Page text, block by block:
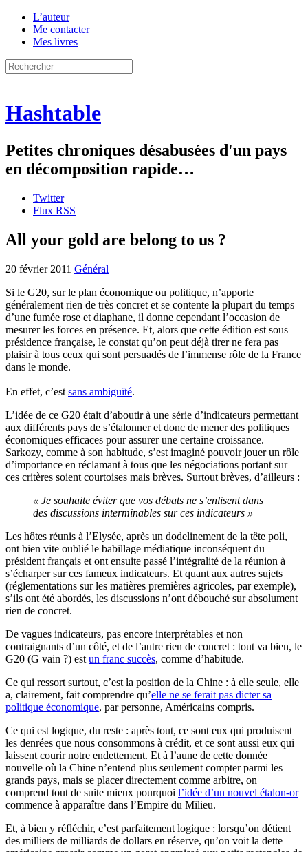
L’auteur
Me contacter
Mes livres
Hashtable
Petites chroniques désabusées d'un pays
en décomposition rapide…
Twitter
Flux RSS
All your gold are belong to us ?
20 février 2011 Général
Si le G20, sur le plan économique ou politique, n’apporte
généralement rien de très concret et se contente la plupart du temps
d’une fumée rose et diaphane, il donne cependant l’occasion de
mesurer les forces en présence. Et, alors que cette édition est sous
présidence française, le constat qu’on peut déjà tirer ne fera pas
plaisir à tous ceux qui sont persuadés de l’immense rôle de la France
dans le monde.
En effet, c’est sans ambiguïté.
L’idée de ce G20 était d’aboutir à une série d’indicateurs permettant
aux différents pays de s’étalonner et donc de mener des politiques
économiques efficaces pour assurer une certaine croissance.
Sarkozy, comme à son habitude, s’est imaginé pouvoir jouer un rôle
d’importance en réclamant à tous que les négociations portant sur
ces critères soient courtoises mais brèves. Surtout brèves, d’ailleurs :
« Je souhaite éviter que vos débats ne s’enlisent dans
des discussions interminables sur ces indicateurs »
Les hôtes réunis à l’Elysée, après un dodelinement de la tête poli,
ont bien vite oublié le babillage médiatique inconséquent du
président français et ont ensuite passé l’intégralité de la réunion à
s’écharper sur ces fameux indicateurs. Et quant aux autres sujets
(réglementations sur les matières premières agricoles, par exemple),
s’ils ont été abordés, les discussions n’ont débouché sur absolument
rien de concret.
De vagues indicateurs, pas encore interprétables et non
contraignants d’un côté, et de l’autre rien de concret : tout va bien, le
G20 (G vain ?) est un franc succès, comme d’habitude.
Ce qui ressort surtout, c’est la position de la Chine : à elle seule, elle
a, clairement, fait comprendre qu’elle ne se ferait pas dicter sa
politique économique, par personne, Américains compris.
Ce qui est logique, du reste : après tout, ce sont eux qui produisent
les denrées que nous consommons à crédit, et ce sont aussi eux qui
laissent courir notre endettement. Et à l’aune de cette donnée
nouvelle où la Chine n’entend plus seulement compter parmi les
grands pays, mais se placer directement comme arbitre, on
comprend tout de suite mieux pourquoi l’idée d’un nouvel étalon-or
commence à apparaître dans l’Empire du Milieu.
Et, à bien y réfléchir, c’est parfaitement logique : lorsqu’on détient
des milliers de milliards de dollars en réserve, qu’on voit la dette